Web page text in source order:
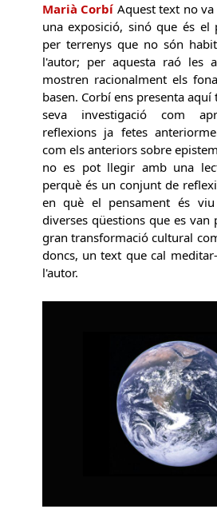
Marià Corbí Aquest text no
una exposició, sinó que és el
per terrenys que no són
l'autor; per aquesta raó les
mostren racionalment els
basen. Corbí ens presenta
seva investigació com
reflexions ja fetes
com els anteriors sobre
no es pot llegir amb una
perquè és un conjunt de
en què el pensament és
diverses qüestions que es van
gran transformació cultural
doncs, un text que cal
l'autor.